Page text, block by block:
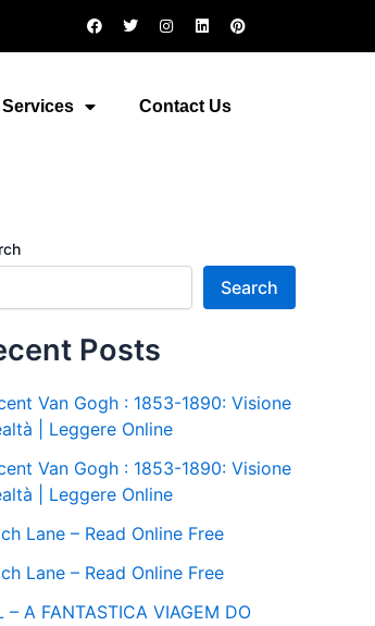
F
a
o
T
w
I
n
r
L
i
i
P
i
Services Contact Us
Search
Posts
Van Gogh : 1853-1890: Visione
| Leggere Online
Van Gogh : 1853-1890: Visione
| Leggere Online
Lane – Read Online Free
Lane – Read Online Free
– A FANTASTICA VIAGEM DO